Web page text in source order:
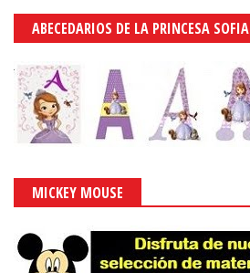
ABECEDARIOS DE LA PRINCESA SOFIA
MICKEY MOUSE